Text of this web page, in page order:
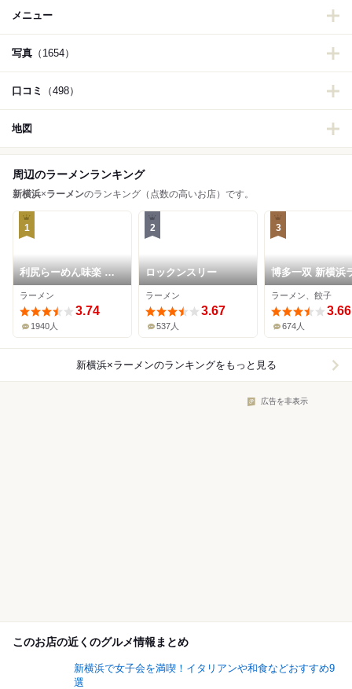
メニュー
写真 （1654）
口コミ （498）
地図
周辺のラーメンランキング
新横浜×ラーメンのランキング（点数の高いお店）です。
1
利尻らーめん味楽 新
横浜ラーメン博物館店
ラーメン
3.74
1940人
2
ロックンスリー
ラーメン
3.67
537人
3
博多一双 新横浜
メン博物館店
ラーメン、餃子
3.66
674人
新横浜×ラーメンのランキングをもっと見る
広告を非表示
このお店の近くのグルメ情報まとめ
新横浜で女子会を満喫！イタリアンや和食などおすすめ9
選